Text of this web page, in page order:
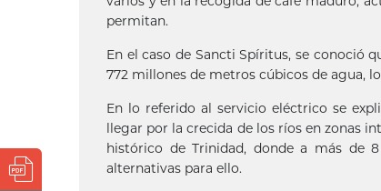
permitan.
En el caso de Sancti Spíritus, se conoció
772 millones de metros cúbicos de agua,
En lo referido al servicio eléctrico se
llegar por la crecida de los ríos en zonas
histórico de Trinidad, donde a más de
alternativas para ello.